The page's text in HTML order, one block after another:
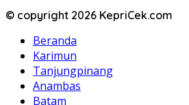
© copyright 2026 KepriCek.com
Beranda
Karimun
Tanjungpinang
Anambas
Batam